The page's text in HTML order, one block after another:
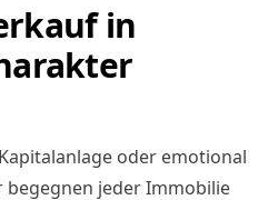
in
oder emotional
jeder Immobilie